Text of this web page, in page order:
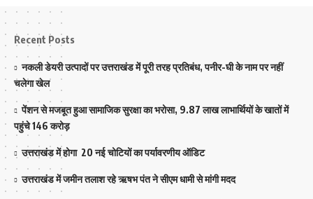
Recent Posts
नकली डेयरी उत्पादों पर उत्तराखंड में पूरी तरह प्रतिबंध, पनीर-घी के नाम पर नहीं
चलेगा खेल
पेंशन से मजबूत हुआ सामाजिक सुरक्षा का भरोसा, 9.87 लाख लाभार्थियों के खातों में
पहुंचे 146 करोड़
उत्तराखंड में होगा 20 नई चोटियों का पर्यावरणीय ऑडिट
उत्तराखंड में जमीन तलाश रहे ऋषभ पंत ने सीएम धामी से मांगी मदद